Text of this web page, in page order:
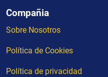
Compañia
Sobre Nosotros
Política de Cookies
Política de privacidad